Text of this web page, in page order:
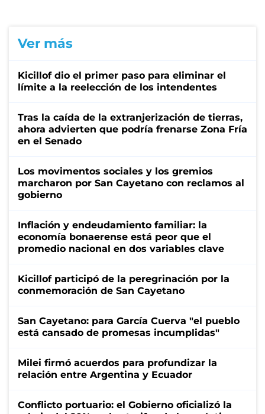
Ver más
Kicillof dio el primer paso para eliminar el
límite a la reelección de los intendentes
Tras la caída de la extranjerización de tierras,
ahora advierten que podría frenarse Zona Fría
en el Senado
Los movimentos sociales y los gremios
marcharon por San Cayetano con reclamos al
gobierno
Inflación y endeudamiento familiar: la
economía bonaerense está peor que el
promedio nacional en dos variables clave
Kicillof participó de la peregrinación por la
conmemoración de San Cayetano
San Cayetano: para García Cuerva "el pueblo
está cansado de promesas incumplidas"
Milei firmó acuerdos para profundizar la
relación entre Argentina y Ecuador
Conflicto portuario: el Gobierno oficializó la